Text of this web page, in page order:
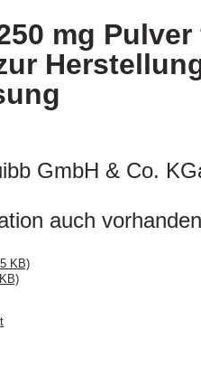
mg
GmbH & Co.
auch
KB)